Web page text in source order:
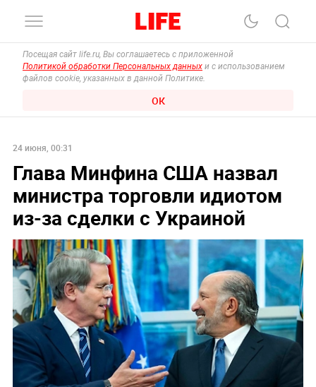
Посещая сайт life.ru, Вы соглашаетесь с приложенной
Политикой обработки Персональных данных и с использованием
файлов cookie, указанных в данной Политике.
ОК
24 июня, 00:31
Глава Минфина США назвал
министра торговли идиотом
из-за сделки с Украиной